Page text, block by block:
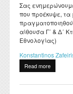
Σας
που προέκυψε,
αίθουσα Γ΄ & Δ΄
Εθνολογίας)
Konstantinos
Read more